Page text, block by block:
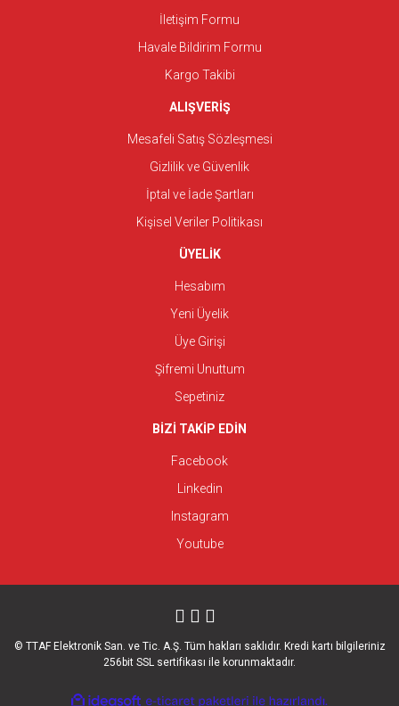
İletişim Formu
Havale Bildirim Formu
Kargo Takibi
ALIŞVERİŞ
Mesafeli Satış Sözleşmesi
Gizlilik ve Güvenlik
İptal ve İade Şartları
Kişisel Veriler Politikası
ÜYELİK
Hesabım
Yeni Üyelik
Üye Girişi
Şifremi Unuttum
Sepetiniz
BİZİ TAKİP EDİN
Facebook
Linkedin
Instagram
Youtube
© TTAF Elektronik San. ve Tic. A.Ş. Tüm hakları saklıdır. Kredi kartı bilgileriniz
256bit SSL sertifikası ile korunmaktadır.
ideasoft e-